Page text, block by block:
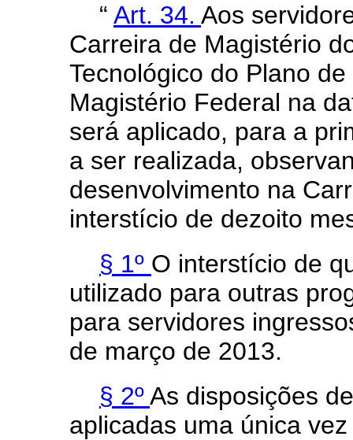
“ Art. 34. Aos
Carreira de Magistério
Tecnológico do Plano
Magistério Federal na
será aplicado, para a
a ser realizada,
desenvolvimento na
interstício de dezoito
§ 1º O interstício de
utilizado para outras
para servidores
de março de 2013.
§ 2ºAs disposições
aplicadas uma única